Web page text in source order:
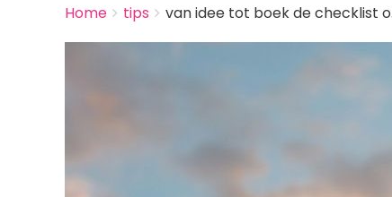
BREADCRUMBS
You
Home tips
van idee tot boek de checklist